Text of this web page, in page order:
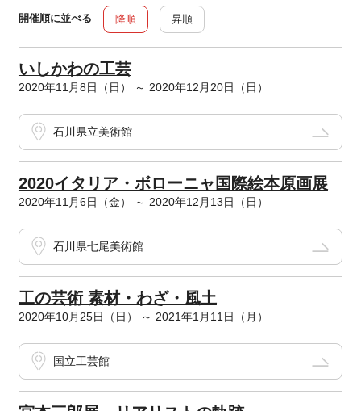
開催順に並べる 降順 昇順
いしかわの工芸
2020年11月8日（日） ～ 2020年12月20日（日）
石川県立美術館
2020イタリア・ボローニャ国際絵本原画展
2020年11月6日（金） ～ 2020年12月13日（日）
石川県七尾美術館
工の芸術 素材・わざ・風土
2020年10月25日（日） ～ 2021年1月11日（月）
国立工芸館